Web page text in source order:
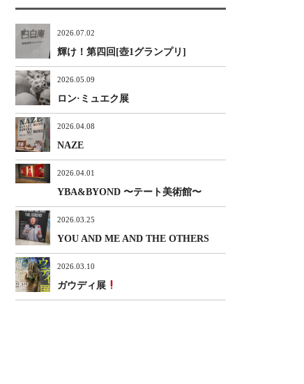
2026.07.02
輝け！第四回[壺1グランプリ]
2026.05.09
ロン·ミュエク展
2026.04.08
NAZE
2026.04.01
YBA&BYOND 〜テート美術館〜
2026.03.25
YOU AND ME AND THE OTHERS
2026.03.10
ガウディ展